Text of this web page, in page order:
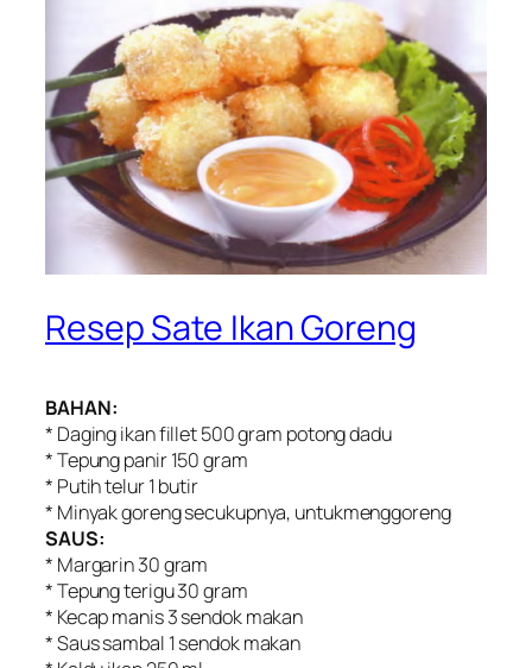
Resep Sate Ikan Goreng
BAHAN:
* Daging ikan fillet 500 gram potong dadu
* Tepung panir 150 gram
* Putih telur 1 butir
* Minyak goreng secukupnya, untukmenggoreng
SAUS:
* Margarin 30 gram
* Tepung terigu 30 gram
* Kecap manis 3 sendok makan
* Saus sambal 1 sendok makan